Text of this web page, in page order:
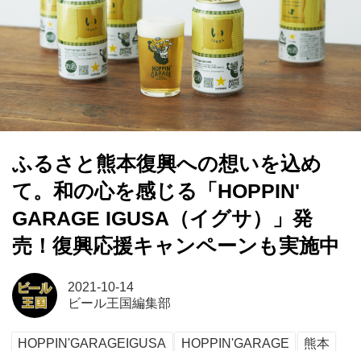
ふるさと熊本復興への想いを込め
て。和の心を感じる「HOPPIN'
GARAGE IGUSA（イグサ）」発
売！復興応援キャンペーンも実施中
2021-10-14
ビール王国編集部
HOPPIN'GARAGEIGUSA HOPPIN'GARAGE
熊本